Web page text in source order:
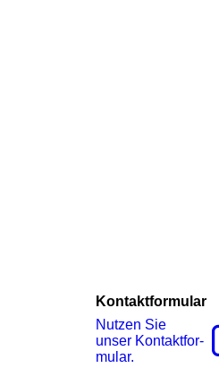
Kontaktformular
Nutzen Sie
unser Kon­takt­for­
mu­lar.